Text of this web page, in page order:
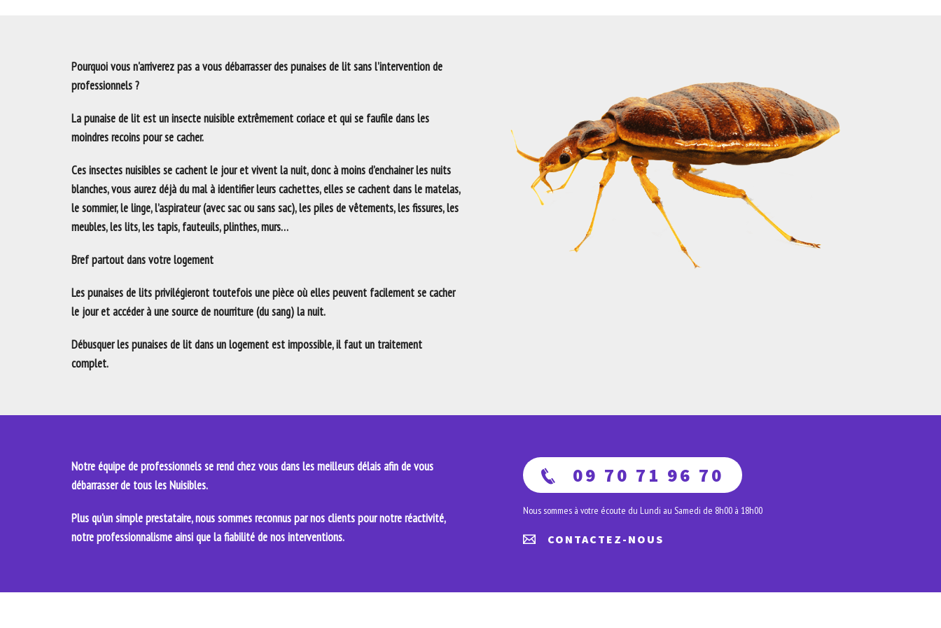
Pourquoi vous n'arriverez pas a vous débarrasser des punaises de lit sans l’intervention de
professionnels ?
La punaise de lit est un insecte nuisible extrêmement coriace et qui se faufile dans les
moindres recoins pour se cacher.
Ces insectes nuisibles se cachent le jour et vivent la nuit, donc à moins d’enchainer les nuits
blanches, vous aurez déjà du mal à identifier leurs cachettes, elles se cachent dans le matelas,
le sommier, le linge, l’aspirateur (avec sac ou sans sac), les piles de vêtements, les fissures, les
meubles, les lits, les tapis, fauteuils, plinthes, murs…
Bref partout dans votre logement
Les punaises de lits privilégieront toutefois une pièce où elles peuvent facilement se cacher
le jour et accéder à une source de nourriture (du sang) la nuit.
Débusquer les punaises de lit dans un logement est impossible, il faut un traitement
complet.
Notre équipe de professionnels se rend chez vous dans les meilleurs délais afin de vous
débarrasser de tous les Nuisibles.
Plus qu'un simple prestataire, nous sommes reconnus par nos clients pour notre réactivité,
notre professionnalisme ainsi que la fiabilité de nos interventions.
09 70 71 96 70
Nous sommes à votre écoute du Lundi au Samedi de 8h00 à 18h00
CONTACTEZ-NOUS